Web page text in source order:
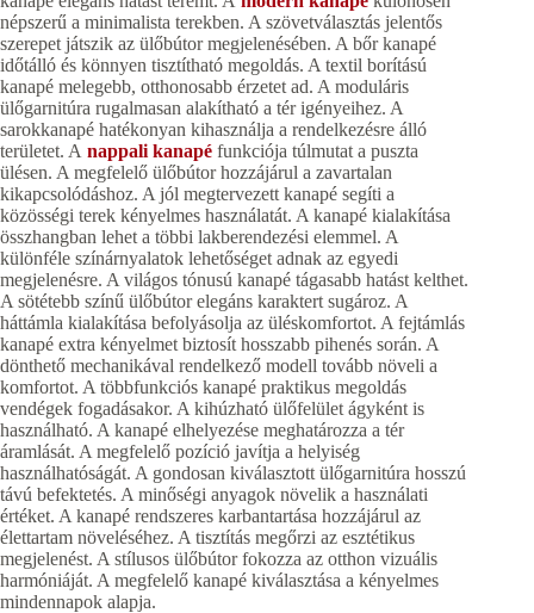
népszerű a minimalista terekben. A szövetválasztás jelentős
szerepet játszik az ülőbútor megjelenésében. A bőr kanapé
időtálló és könnyen tisztítható megoldás. A textil borítású
kanapé melegebb, otthonosabb érzetet ad. A moduláris
ülőgarnitúra rugalmasan alakítható a tér igényeihez. A
sarokkanapé hatékonyan kihasználja a rendelkezésre álló
területet. A nappali kanapé funkciója túlmutat a puszta
ülésen. A megfelelő ülőbútor hozzájárul a zavartalan
kikapcsolódáshoz. A jól megtervezett kanapé segíti a
közösségi terek kényelmes használatát. A kanapé kialakítása
összhangban lehet a többi lakberendezési elemmel. A
különféle színárnyalatok lehetőséget adnak az egyedi
megjelenésre. A világos tónusú kanapé tágasabb hatást kelthet.
A sötétebb színű ülőbútor elegáns karaktert sugároz. A
háttámla kialakítása befolyásolja az üléskomfortot. A fejtámlás
kanapé extra kényelmet biztosít hosszabb pihenés során. A
dönthető mechanikával rendelkező modell tovább növeli a
komfortot. A többfunkciós kanapé praktikus megoldás
vendégek fogadásakor. A kihúzható ülőfelület ágyként is
használható. A kanapé elhelyezése meghatározza a tér
áramlását. A megfelelő pozíció javítja a helyiség
használhatóságát. A gondosan kiválasztott ülőgarnitúra hosszú
távú befektetés. A minőségi anyagok növelik a használati
értéket. A kanapé rendszeres karbantartása hozzájárul az
élettartam növeléséhez. A tisztítás megőrzi az esztétikus
megjelenést. A stílusos ülőbútor fokozza az otthon vizuális
harmóniáját. A megfelelő kanapé kiválasztása a kényelmes
mindennapok alapja.